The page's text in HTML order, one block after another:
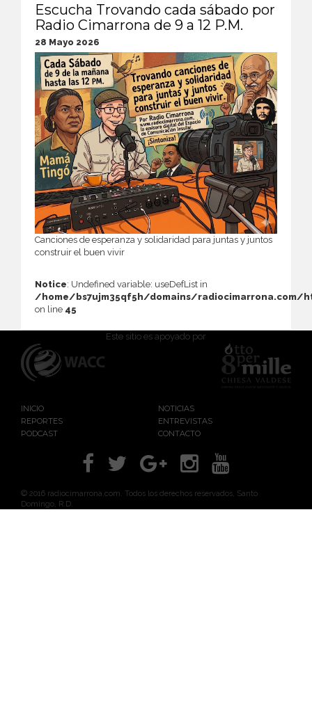
Escucha Trovando cada sábado por
Radio Cimarrona de 9 a 12 P.M.
28 Mayo 2026
Canciones de esperanza y solidaridad para juntas y juntos
construir el buen vivir
Notice: Undefined variable: useDefList in
/home/bs7ujm35qf5h/domains/
on line 45
Este sitio es apoyado por
INICIO
NOTICIAS
REPORTES
ENTREVISTAS
PODCAST
CONTACTO
© 2016 radiocimarrona.com. Todos los derechos reservados, Santo
Domingo, R.D.